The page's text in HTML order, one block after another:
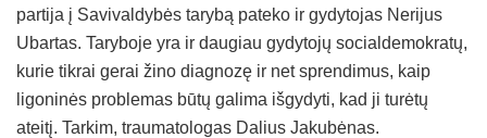
partija į Savivaldybės tarybą pateko ir gydytojas Nerijus
Ubartas. Taryboje yra ir daugiau gydytojų socialdemokratų,
kurie tikrai gerai žino diagnozę ir net sprendimus, kaip
ligoninės problemas būtų galima išgydyti, kad ji turėtų
ateitį. Tarkim, traumatologas Dalius Jakubėnas.